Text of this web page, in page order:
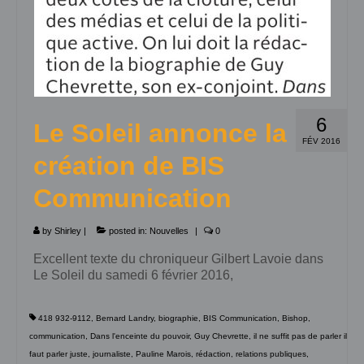
6
FÉV 2016
Le Soleil annonce la
création de BIS
Communication
by Shirley posted in: Nouvelles 0
Excellent texte du chroniqueur Gilbert Lavoie dans
Le Soleil du samedi 6 février 2016,
418 932-9112, Bernard Landry, biographie, BIS Communication, Bishop,
communication, Dans l'enceinte du pouvoir, Guy Chevrette, il ne suffit pas de parler il
faut parler juste, journaliste, Pauline Marois, rédaction, relations publiques,